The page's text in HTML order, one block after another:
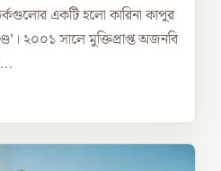
একটি হলো কারিনা কাপুর
২০০১ সালে মুক্তিপ্রাপ্ত অজনবি